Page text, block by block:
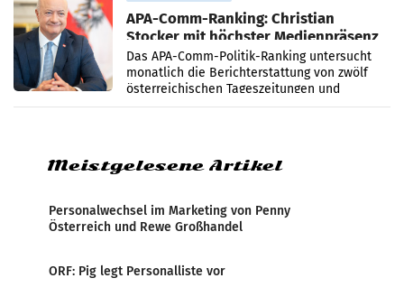
APA-Comm-Ranking: Christian
Stocker mit höchster Medienpräsenz
im Juli
Das APA-Comm-Politik-Ranking untersucht
monatlich die Berichterstattung von zwölf
österreichischen Tageszeitungen und
analysiert, welche Politikerinnen und
Meistgelesene Artikel
Personalwechsel im Marketing von Penny
Österreich und Rewe Großhandel
ORF: Pig legt Personalliste vor